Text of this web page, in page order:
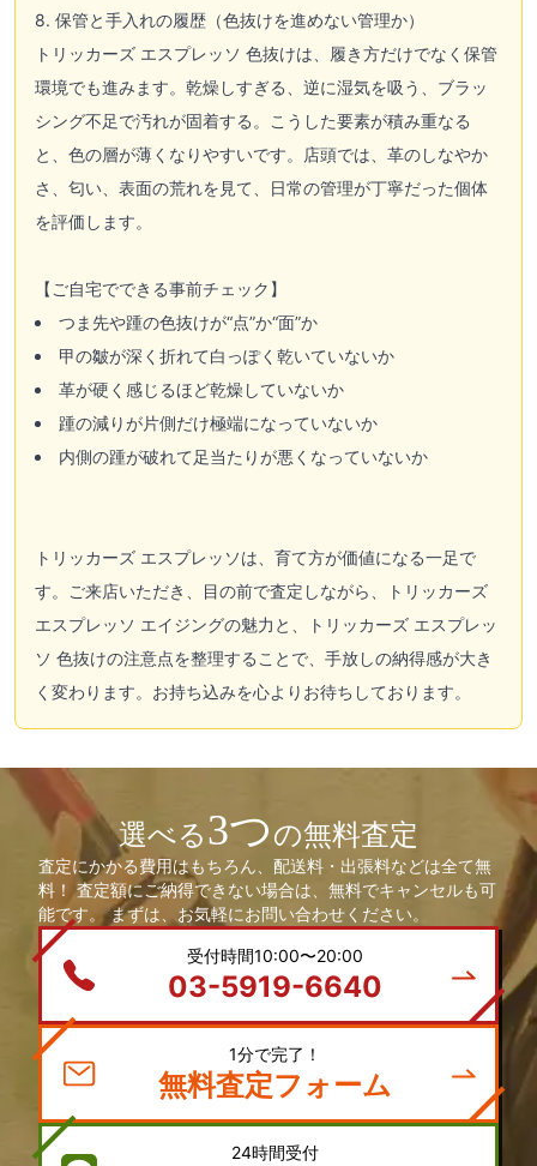
8. 保管と手入れの履歴（色抜けを進めない管理か）
トリッカーズ エスプレッソ 色抜けは、履き方だけでなく保管
環境でも進みます。乾燥しすぎる、逆に湿気を吸う、ブラッ
シング不足で汚れが固着する。こうした要素が積み重なる
と、色の層が薄くなりやすいです。店頭では、革のしなやか
さ、匂い、表面の荒れを見て、日常の管理が丁寧だった個体
を評価します。
【ご自宅でできる事前チェック】
つま先や踵の色抜けが“点”か“面”か
甲の皺が深く折れて白っぽく乾いていないか
革が硬く感じるほど乾燥していないか
踵の減りが片側だけ極端になっていないか
内側の踵が破れて足当たりが悪くなっていないか
トリッカーズ エスプレッソは、育て方が価値になる一足で
す。ご来店いただき、目の前で査定しながら、トリッカーズ
エスプレッソ エイジングの魅力と、トリッカーズ エスプレッ
ソ 色抜けの注意点を整理することで、手放しの納得感が大き
く変わります。お持ち込みを心よりお待ちしております。
選べる3つの無料査定
査定にかかる費用はもちろん、配送料・出張料などは全て無
料！ 査定額にご納得できない場合は、無料でキャンセルも可
能です。 まずは、お気軽にお問い合わせください。
受付時間10:00〜20:00
03-5919-6640
1分で完了！
無料査定フォーム
24時間受付